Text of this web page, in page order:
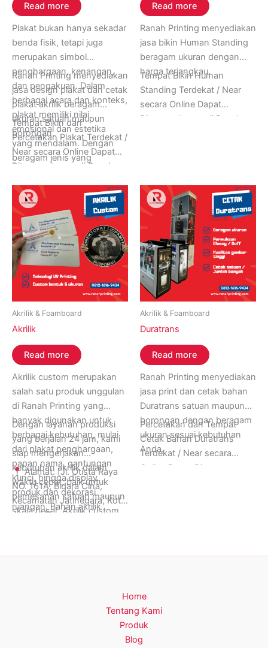
Read more
Plakat bukan hanya sekadar
benda fisik, tetapi juga
merupakan simbol
penghargaan, kenangan,
dan pengakuan. Dalam
berbagai acara dan konteks,
plakat memiliki nilai
emosional dan estetika
yang mendalam. Dengan
beragam jenis yang
menjadi bentuk
penghargaan yang
dihormati dan dihargai oleh
masyarakat karena
kemampuannya untuk
merayakan prestasi,
mengabadikan kenangan,
dan memberikan pengakuan
yang tulus.
Ranah Printing menyediakan
jasa design plakat dan cetak
plakat akrilik beragam
ukuran satuan maupun
borongan.
Tempat Bikin dan
Percetakan Plakat Terdekat /
Near secara Online Dapat
Ditunggu hanya di Ranah
Hari Senin sampai Minggu.
Informasi Lebih Lanjut
Hubungi Ranah Printing di
Whatsapp (+62) 0852-
8005-9274.
Read more
Ranah Printing menyediakan
jasa bikin Human Standing
beragam ukuran dengan
harga terjangkau.
Tempat Bikin Human
Standing Terdekat / Near
secara Online Dapat
Ditunggu hanya di Ranah
Whatsapp (+62) 0812-
1616-9434.
Akrilik & Foamboard
Akrilik
Read more
Akrilik custom merupakan
salah satu produk unggulan
di Ranah Printing yang
banyak digunakan untuk
berbagai kebutuhan, mulai
dari plakat penghargaan,
papan nama, gantungan
kunci, hingga display
produk dan dekorasi
ruangan. Bahan akrilik
Dengan layanan produksi
yang berjalan 24 jam, kami
siap mengerjakan
kebutuhan akrilik dalam
waktu cepat, baik untuk
pemesanan satuan maupun
skala besar. Akrilik custom
kebutuhan personal,
setiap hasil cetak memiliki
Alamat: [Jl. Otista Raya
NO. 161A, Bidara Cina,
Kecamatan Jatinegara, Kota
Jakarta Timur, Jakarta
9434]
Akrilik & Foamboard
Duratrans
Read more
Ranah Printing menyediakan
jasa print dan cetak bahan
Duratrans satuan maupun
borongan dengan beragam
ukuran sesuai kebutuhan
Anda.
Percetakan dan Tempat
Cetak Bahan Duratrans
Terdekat / Near secara
Online Dapat Ditunggu
Whatsapp (+62) 0812-
Home
Tentang Kami
Produk
Blog